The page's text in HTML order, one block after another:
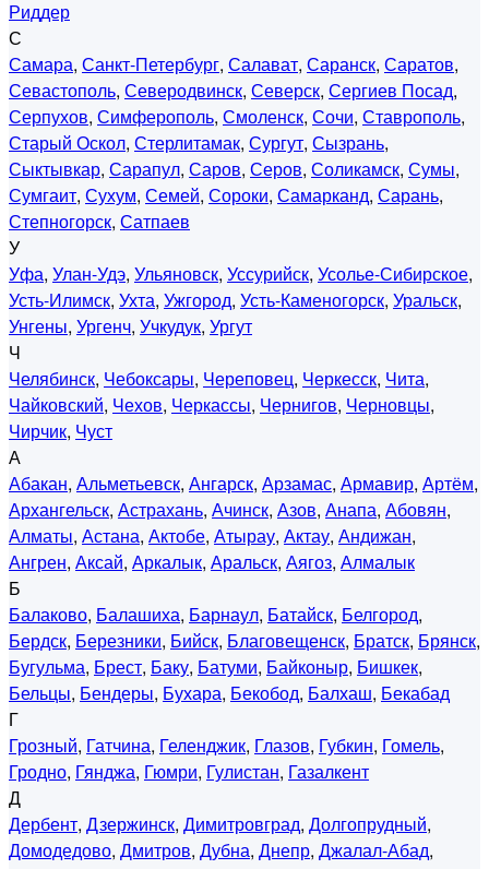
Риддер
С
Самара, Санкт-Петербург, Салават, Саранск, Саратов,
Севастополь, Северодвинск, Северск, Сергиев Посад,
Серпухов, Симферополь, Смоленск, Сочи, Ставрополь,
Старый Оскол, Стерлитамак, Сургут, Сызрань,
Сыктывкар, Сарапул, Саров, Серов, Соликамск, Сумы,
Сумгаит, Сухум, Семей, Сороки, Самарканд, Сарань,
Степногорск, Сатпаев
У
Уфа, Улан-Удэ, Ульяновск, Уссурийск, Усолье-Сибирское,
Усть-Илимск, Ухта, Ужгород, Усть-Каменогорск, Уральск,
Унгены, Ургенч, Учкудук, Ургут
Ч
Челябинск, Чебоксары, Череповец, Черкесск, Чита,
Чайковский, Чехов, Черкассы, Чернигов, Черновцы,
Чирчик, Чуст
А
Абакан, Альметьевск, Ангарск, Арзамас, Армавир, Артём,
Архангельск, Астрахань, Ачинск, Азов, Анапа, Абовян,
Алматы, Астана, Актобе, Атырау, Актау, Андижан,
Ангрен, Аксай, Аркалык, Аральск, Аягоз, Алмалык
Б
Балаково, Балашиха, Барнаул, Батайск, Белгород,
Бердск, Березники, Бийск, Благовещенск, Братск, Брянск,
Бугульма, Брест, Баку, Батуми, Байконыр, Бишкек,
Бельцы, Бендеры, Бухара, Бекобод, Балхаш, Бекабад
Г
Грозный, Гатчина, Геленджик, Глазов, Губкин, Гомель,
Гродно, Гянджа, Гюмри, Гулистан, Газалкент
Д
Дербент, Дзержинск, Димитровград, Долгопрудный,
Домодедово, Дмитров, Дубна, Днепр, Джалал-Абад,